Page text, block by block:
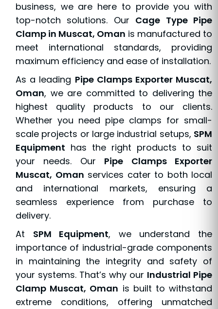
business, we are here to provide you with
top-notch solutions. Our Cage Type Pipe
Clamp in Muscat, Oman is manufactured to
meet international standards, providing
maximum efficiency and ease of installation.
As a leading Pipe Clamps Exporter Muscat,
Oman, we are committed to delivering the
highest quality products to our clients.
Whether you need pipe clamps for small-
scale projects or large industrial setups, SPM
Equipment has the right products to suit
your needs. Our Pipe Clamps Exporter
Muscat, Oman services cater to both local
and international markets, ensuring a
seamless experience from purchase to
delivery.
At SPM Equipment, we understand the
importance of industrial-grade components
in maintaining the integrity and safety of
your systems. That’s why our Industrial Pipe
Clamp Muscat, Oman is built to withstand
extreme conditions, offering unmatched